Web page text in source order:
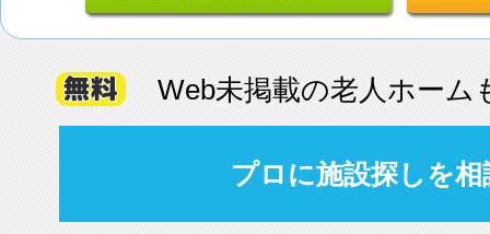
Web未掲載の老人ホーム
プロに施設探しを